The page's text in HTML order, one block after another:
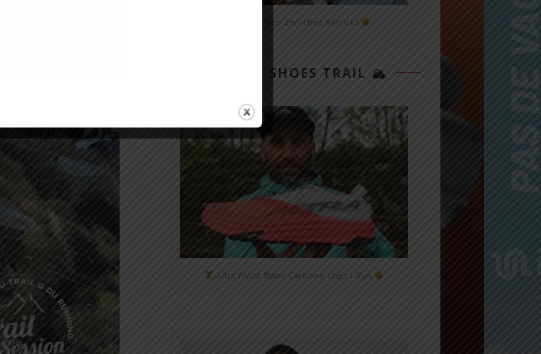
Mizuno Neo Zen chez Alltricks
TOP 3 SHOES TRAIL 🏔
Altra Mont Blanc Carbone chez i-Run